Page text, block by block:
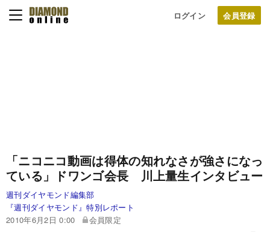
ログイン
「ニコニコ動画は得体の知れなさが強さになっ
ている」
ドワンゴ会長 川上量生インタビュー
週刊ダイヤモンド編集部
『週刊ダイヤモンド』特別レポート
2010年6月2日 0:00
会員限定